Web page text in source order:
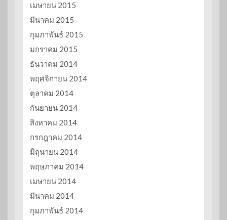
เมษายน 2015
มีนาคม 2015
กุมภาพันธ์ 2015
มกราคม 2015
ธันวาคม 2014
พฤศจิกายน 2014
ตุลาคม 2014
กันยายน 2014
สิงหาคม 2014
กรกฎาคม 2014
มิถุนายน 2014
พฤษภาคม 2014
เมษายน 2014
มีนาคม 2014
กุมภาพันธ์ 2014